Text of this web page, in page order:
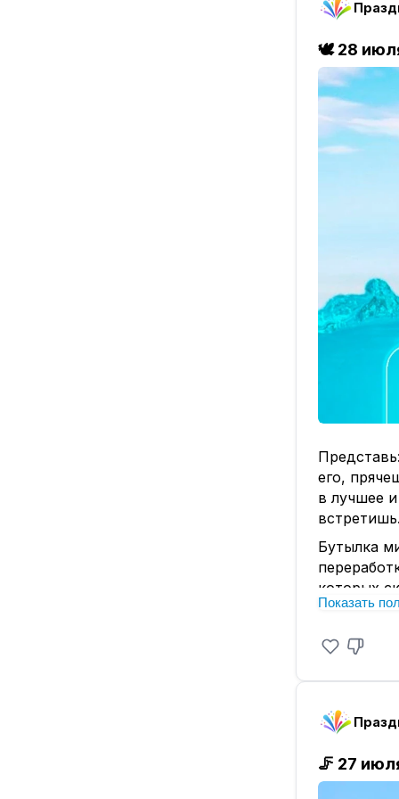
🕊28
его,
в лучшее
встретишь.
Бутылка
которых
себе в
хочется
👇
бы там
пусть это
Показать
🦵 27